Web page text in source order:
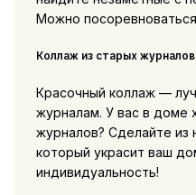
Можно
Коллаж из старых журналов
Красочный коллаж —
журналам. У вас в доме
журналов? Сделайте из
который украсит ваш
индивидуальность!